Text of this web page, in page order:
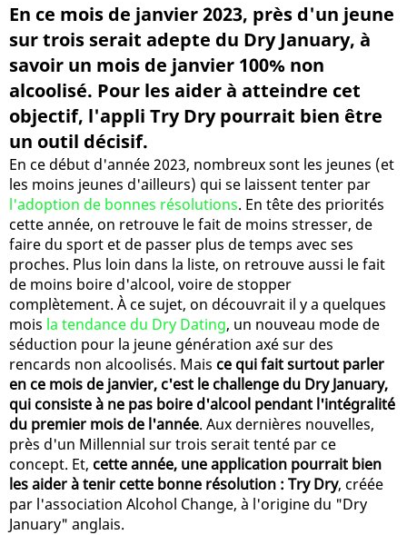
En ce mois de janvier 2023, près d'un jeune
sur trois serait adepte du Dry January, à
savoir un mois de janvier 100% non
alcoolisé. Pour les aider à atteindre cet
objectif, l'appli Try Dry pourrait bien être
un outil décisif.
En ce début d'année 2023, nombreux sont les jeunes (et
les moins jeunes d'ailleurs) qui se laissent tenter par
l'adoption de bonnes résolutions. En tête des priorités
cette année, on retrouve le fait de moins stresser, de
faire du sport et de passer plus de temps avec ses
proches. Plus loin dans la liste, on retrouve aussi le fait
de moins boire d'alcool, voire de stopper
complètement. À ce sujet, on découvrait il y a quelques
mois la tendance du Dry Dating, un nouveau mode de
séduction pour la jeune génération axé sur des
rencards non alcoolisés. Mais ce qui fait surtout parler
en ce mois de janvier, c'est le challenge du Dry January,
qui consiste à ne pas boire d'alcool pendant l'intégralité
du premier mois de l'année. Aux dernières nouvelles,
près d'un Millennial sur trois serait tenté par ce
concept. Et, cette année, une application pourrait bien
les aider à tenir cette bonne résolution : Try Dry, créée
par l'association Alcohol Change, à l'origine du "Dry
January" anglais.